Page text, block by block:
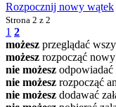
Rozpocznij nowy wątek
Strona 2 z 2
1 2
możesz przeglądać
możesz rozpocząć
nie możesz
nie możesz rozpocząć
nie możesz dodawać